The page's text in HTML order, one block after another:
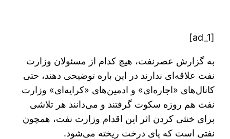
[ad_1]
به گزارش عصرنفت، هیچ کدام از مسئولان وزارت
نفت علاقه‌ای ندارند در این باره توضیحی دهند، حتی
کانال‌های «اجاره‌ای» و ادمین‌های «کرایه‌ای» وزارت
نفت هم روزه سکوت گرفتند و می‌دانند هر تلاشی
برای خنثی کردن اثر این اقدام وزارت نفت، همچون
نفتی است که پای درخت ریخته می‌شود.